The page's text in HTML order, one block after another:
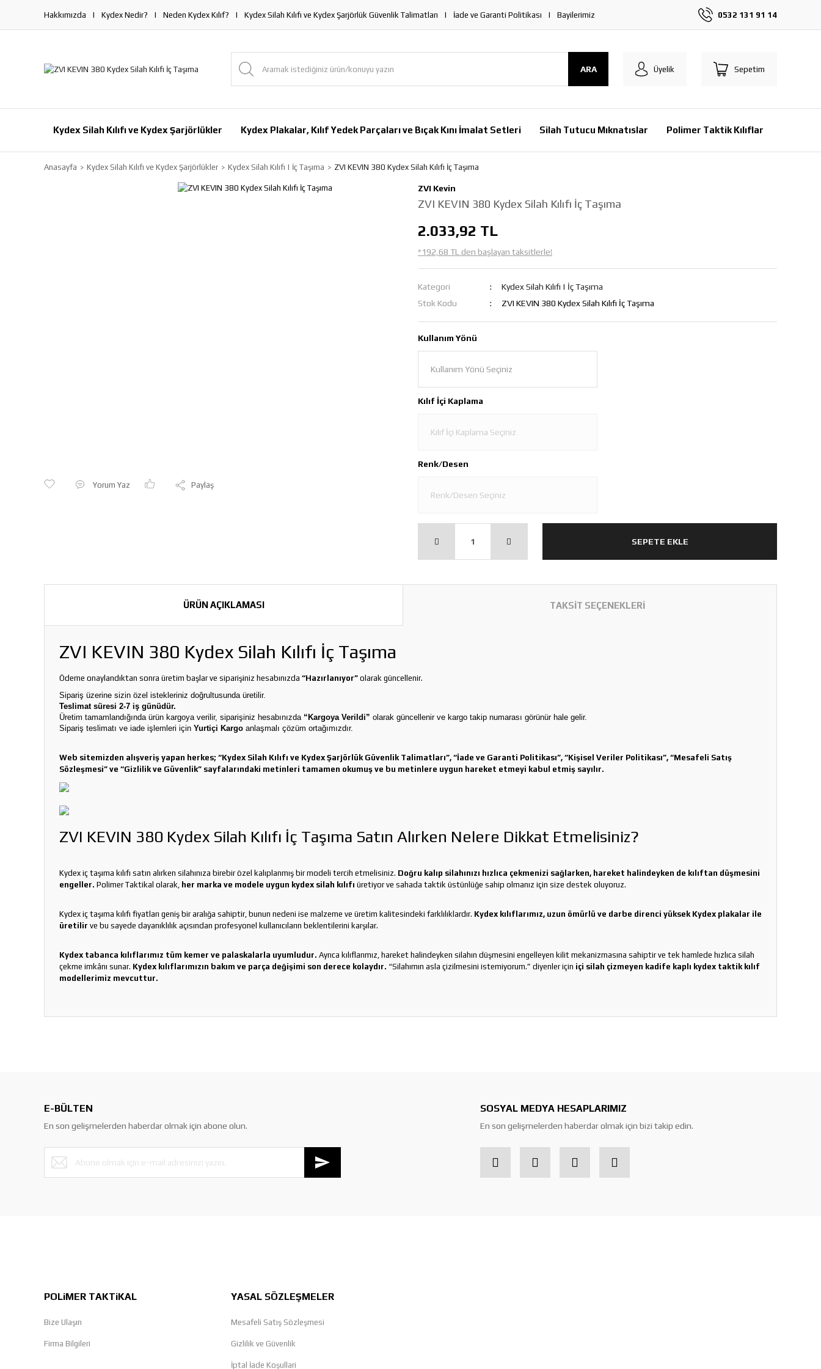
Hakkımızda Kydex Nedir? Neden Kydex Kılıf? Kydex Silah Kılıfı ve Kydex Şarjörlük Güvenlik Talimatları İade ve Garanti Politikası Bayilerimiz 0532 131 91 14
ARA Üyelik Sepetim
Kydex Silah Kılıfı ve Kydex Şarjörlükler Kydex Plakalar, Kılıf Yedek Parçaları ve Bıçak Kını İmalat Setleri Silah Tutucu Mıknatıslar Polimer Taktik Kılıflar
Anasayfa Kydex Silah Kılıfı ve Kydex Şarjörlükler Kydex Silah Kılıfı | İç Taşıma ZVI KEVIN 380 Kydex Silah Kılıfı İç Taşıma
Yorum Yaz Paylaş
ZVI Kevin
ZVI KEVIN 380 Kydex Silah Kılıfı İç Taşıma
2.033,92 TL
*192,68 TL den başlayan taksitlerle!
Kategori
Kydex Silah Kılıfı | İç Taşıma
Stok Kodu
ZVI KEVIN 380 Kydex Silah Kılıfı İç Taşıma
Kullanım Yönü
Kılıf İçi Kaplama
Renk/Desen
SEPETE EKLE
ÜRÜN AÇIKLAMASI TAKSİT SEÇENEKLERİ
ZVI KEVIN 380 Kydex Silah Kılıfı İç Taşıma
Ödeme onaylandıktan sonra üretim başlar ve siparişiniz hesabınızda “Hazırlanıyor” olarak güncellenir.
Sipariş üzerine sizin özel istekleriniz doğrultusunda üretilir.
Teslimat süresi 2-7 iş günüdür.
Üretim tamamlandığında ürün kargoya verilir, siparişiniz hesabınızda “Kargoya Verildi” olarak güncellenir ve kargo takip numarası görünür hale gelir.
Sipariş teslimatı ve iade işlemleri için Yurtiçi Kargo anlaşmalı çözüm ortağımızdır.
Web sitemizden alışveriş yapan herkes; “Kydex Silah Kılıfı ve Kydex Şarjörlük Güvenlik Talimatları”, “İade ve Garanti Politikası”, “Kişisel Veriler Politikası”, “Mesafeli Satış
Sözleşmesi” ve “Gizlilik ve Güvenlik” sayfalarındaki metinleri tamamen okumuş ve bu metinlere uygun hareket etmeyi kabul etmiş sayılır.
ZVI KEVIN 380 Kydex Silah Kılıfı İç Taşıma Satın Alırken Nelere Dikkat Etmelisiniz?
Kydex iç taşıma kılıfı satın alırken silahınıza birebir özel kalıplanmış bir modeli tercih etmelisiniz. Doğru kalıp silahınızı hızlıca çekmenizi sağlarken, hareket halindeyken de kılıftan düşmesini
engeller. Polimer Taktikal olarak, her marka ve modele uygun kydex silah kılıfı üretiyor ve sahada taktik üstünlüğe sahip olmanız için size destek oluyoruz.
Kydex iç taşıma kılıfı fiyatları geniş bir aralığa sahiptir, bunun nedeni ise malzeme ve üretim kalitesindeki farklılıklardır. Kydex kılıflarımız, uzun ömürlü ve darbe direnci yüksek Kydex plakalar ile
üretilir ve bu sayede dayanıklılık açısından profesyonel kullanıcıların beklentilerini karşılar.
Kydex tabanca kılıflarımız tüm kemer ve palaskalarla uyumludur. Ayrıca kılıflarımız, hareket halindeyken silahın düşmesini engelleyen kilit mekanizmasına sahiptir ve tek hamlede hızlıca silah
çekme imkânı sunar. Kydex kılıflarımızın bakım ve parça değişimi son derece kolaydır. “Silahımın asla çizilmesini istemiyorum.” diyenler için içi silah çizmeyen kadife kaplı kydex taktik kılıf
modellerimiz mevcuttur.
E-BÜLTEN
En son gelişmelerden haberdar olmak için abone olun.
SOSYAL MEDYA HESAPLARIMIZ
En son gelişmelerden haberdar olmak için bizi takip edin.
POLiMER TAKTiKAL
Bize Ulaşın
Firma Bilgileri
YASAL SÖZLEŞMELER
Mesafeli Satış Sözleşmesi
Gizlilik ve Güvenlik
İptal İade Koşullari